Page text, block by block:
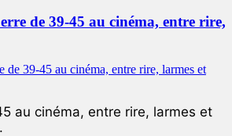
de 39-45 au cinéma, entre rire,
au cinéma, entre rire, larmes et